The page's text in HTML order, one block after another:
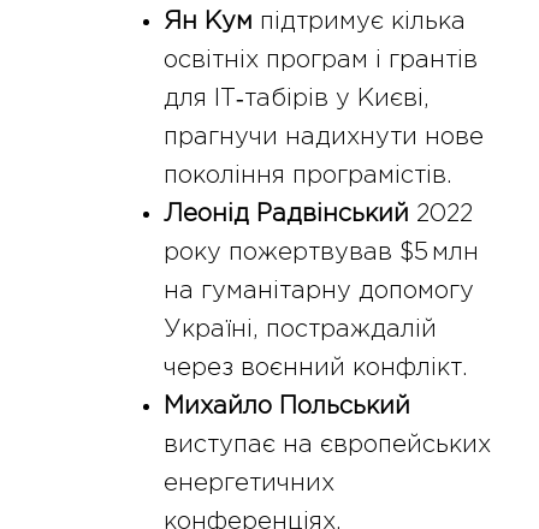
Ян Кум підтримує кілька
освітніх програм і грантів
для IT‑табірів у Києві,
прагнучи надихнути нове
покоління програмістів.
Леонід Радвінський 2022
року пожертвував $5 млн
на гуманітарну допомогу
Україні, постраждалій
через воєнний конфлікт.
Михайло Польський
виступає на європейських
енергетичних
конференціях,